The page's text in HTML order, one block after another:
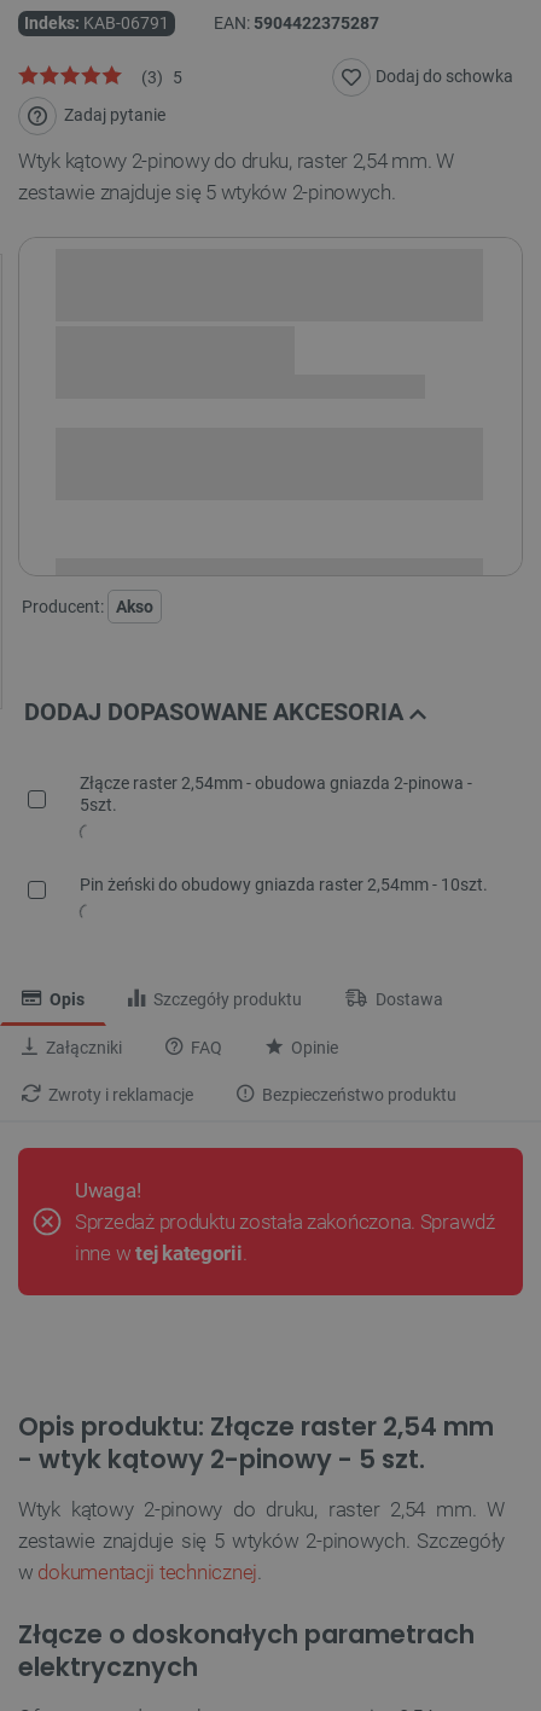
Indeks: KAB-06791 EAN: 5904422375287
5
(3)
Zadaj pytanie
Dodaj do schowka
Wtyk kątowy 2-pinowy do druku, raster 2,54 mm. W
zestawie znajduje się 5 wtyków 2-pinowych.
Producent: Akso
DODAJ DOPASOWANE AKCESORIA
Złącze raster 2,54mm - obudowa gniazda 2-pinowa -
5szt.
Pin żeński do obudowy gniazda raster 2,54mm - 10szt.
Opis Szczegóły produktu Dostawa
Załączniki FAQ Opinie
Zwroty i reklamacje Bezpieczeństwo produktu
Uwaga!
Sprzedaż produktu została zakończona. Sprawdź
inne wtej kategorii.
Opis produktu: Złącze raster 2,54 mm
- wtyk kątowy 2-pinowy - 5 szt.
Wtyk kątowy 2-pinowy do druku, raster 2,54 mm. W
zestawie znajduje się 5 wtyków 2-pinowych. Szczegóły
w dokumentacji technicznej.
Złącze o doskonałych parametrach
elektrycznych